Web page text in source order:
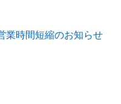
業時間短縮のお知らせ